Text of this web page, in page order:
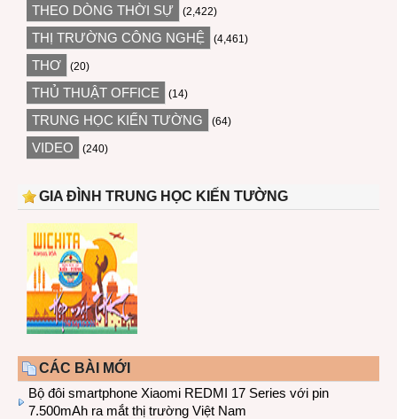
THEO DÒNG THỜI SỰ (2,422)
THỊ TRƯỜNG CÔNG NGHỆ (4,461)
THƠ (20)
THỦ THUẬT OFFICE (14)
TRUNG HỌC KIẾN TƯỜNG (64)
VIDEO (240)
GIA ĐÌNH TRUNG HỌC KIẾN TƯỜNG
CÁC BÀI MỚI
Bộ đôi smartphone Xiaomi REDMI 17 Series với pin
7.500mAh ra mắt thị trường Việt Nam